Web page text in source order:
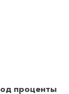
проценты